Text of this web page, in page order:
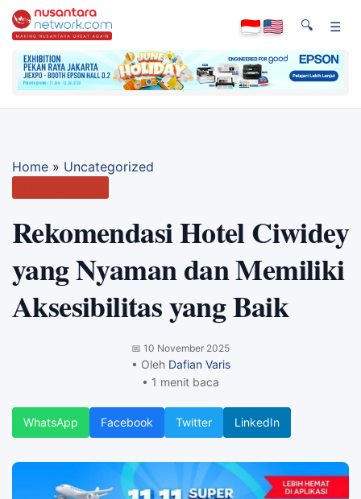
🔍 ☰
Home » Uncategorized
Rekomendasi Hotel Ciwidey
yang Nyaman dan Memiliki
Aksesibilitas yang Baik
📅 10 November 2025
• Oleh Dafian Varis
• 1 menit baca
WhatsApp Facebook Twitter LinkedIn